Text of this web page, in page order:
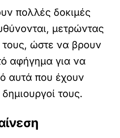
πολλές δοκιμές
μετρώντας
τους, ώστε να βρουν
αφήγημα για να
αυτά που έχουν
τους.